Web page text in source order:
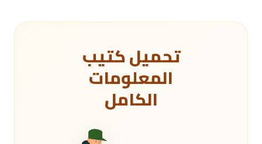
تحميل كتيب
المعلومات
الكامل